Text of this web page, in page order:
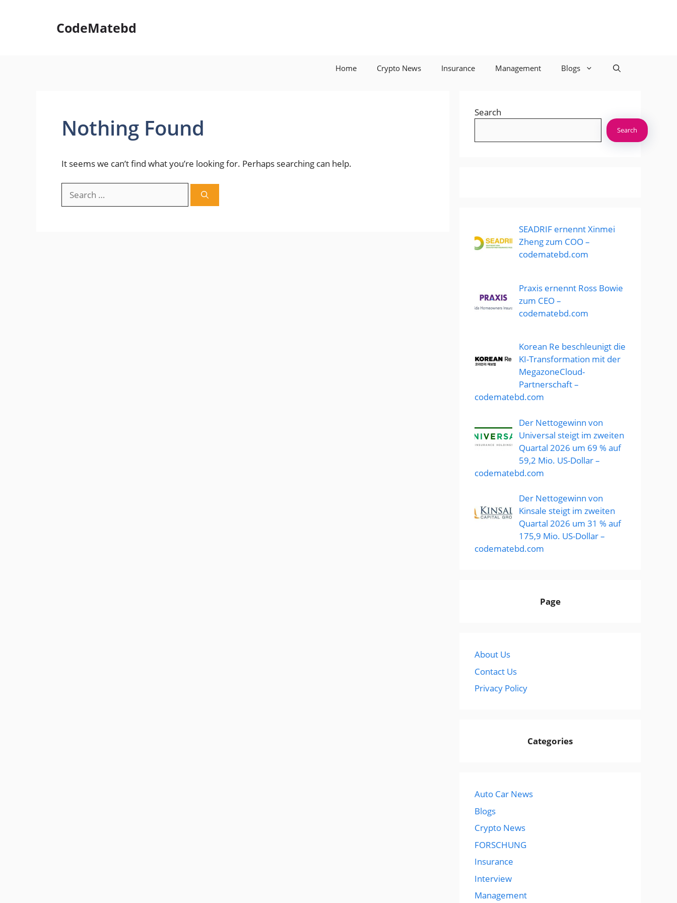
CodeMatebd
Home Crypto News Insurance Management Blogs
Nothing Found
It seems we can’t find what you’re looking for. Perhaps searching can help.
for:
Search
Search
SEADRIF ernennt Xinmei
Zheng zum COO –
codematebd.com
Praxis ernennt Ross Bowie
zum CEO –
codematebd.com
Korean Re beschleunigt die
KI-Transformation mit der
MegazoneCloud-
Partnerschaft –
codematebd.com
Der Nettogewinn von
Universal steigt im zweiten
Quartal 2026 um 69 % auf
59,2 Mio. US-Dollar –
codematebd.com
Der Nettogewinn von
Kinsale steigt im zweiten
Quartal 2026 um 31 % auf
175,9 Mio. US-Dollar –
codematebd.com
Page
About Us
Contact Us
Privacy Policy
Categories
Auto Car News
Blogs
Crypto News
FORSCHUNG
Insurance
Interview
Management